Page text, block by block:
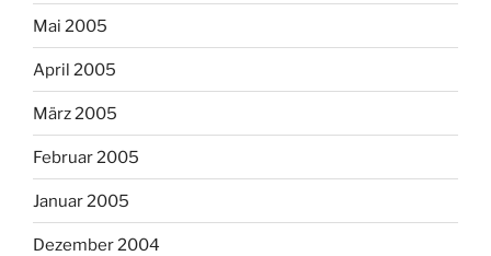
Mai 2005
April 2005
März 2005
Februar 2005
Januar 2005
Dezember 2004